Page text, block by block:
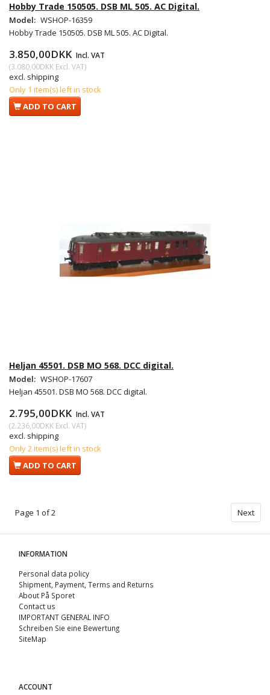
Hobby Trade 150505. DSB ML 505. AC Digital.
Model: WSHOP-16359
Hobby Trade 150505. DSB ML 505. AC Digital.
3.850,00DKK Incl. VAT
(3.080,00DKK Excl. VAT)
excl. shipping
Only 1 item(s) left in stock
ADD TO CART
Heljan 45501. DSB MO 568. DCC digital.
Model: WSHOP-17607
Heljan 45501. DSB MO 568. DCC digital.
2.795,00DKK Incl. VAT
(2.236,00DKK Excl. VAT)
excl. shipping
Only 2 item(s) left in stock
ADD TO CART
Page 1 of 2 Next
INFORMATION
Personal data policy
Shipment, Payment, Terms and Returns
About På Sporet
Contact us
IMPORTANT GENERAL INFO
Schreiben Sie eine Bewertung
SiteMap
ACCOUNT